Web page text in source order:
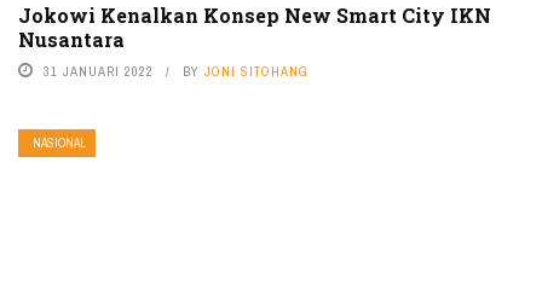
Jokowi Kenalkan Konsep New Smart City IKN
Nusantara
31 JANUARI 2022 BY JONI SITOHANG
NASIONAL